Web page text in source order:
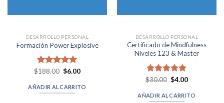
DESARROLLO PERSONAL
Formación Power Explosive
Valorado en
$188.00 Original
was:
$188.00.
$6.00Current
is:
$6.00.
AÑADIR AL CARRITO
DESARROLLO PERSONAL
Certificado de Mindfulness
Niveles 123 & Master
Valorado en
$30.00 Original
was:
$30.00.
$4.00Current
is:
$4.00.
AÑADIR AL CARRITO